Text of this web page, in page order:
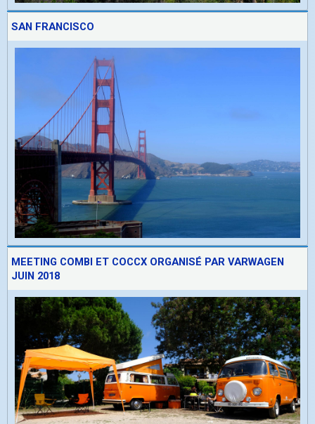
SAN FRANCISCO
MEETING COMBI ET COCCX ORGANISÉ PAR VARWAGEN
JUIN 2018